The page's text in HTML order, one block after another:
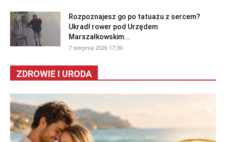
Rozpoznajesz go po tatuażu z sercem?
Ukradł rower pod Urzędem
Marszałkowskim...
7 sierpnia 2026 17:30
ZDROWIE I URODA